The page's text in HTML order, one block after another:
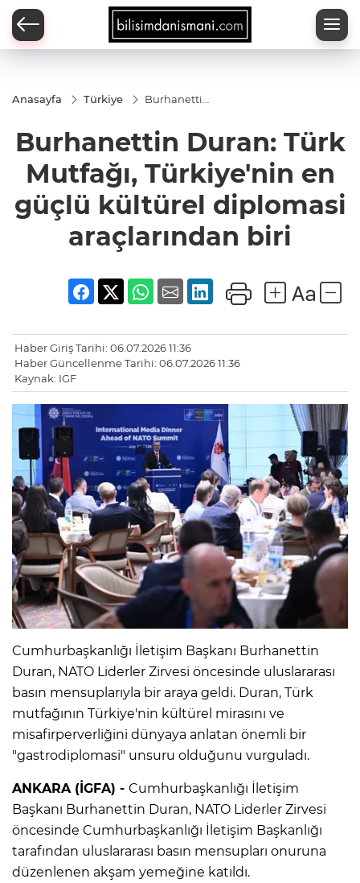
Anasayfa Türkiye
Burhanettin
Türkiye'nin
en güçlü
kültürel
diplomasi
biri
Burhanettin Duran: Türk
Mutfağı, Türkiye'nin en
güçlü kültürel diplomasi
araçlarından biri
Haber Giriş Tarihi: 06.07.2026 11:36
Haber Güncellenme Tarihi: 06.07.2026 11:36
Kaynak: IGF
Cumhurbaşkanlığı İletişim Başkanı Burhanettin
Duran, NATO Liderler Zirvesi öncesinde uluslararası
basın mensuplarıyla bir araya geldi. Duran, Türk
mutfağının Türkiye'nin kültürel mirasını ve
misafirperverliğini dünyaya anlatan önemli bir
"gastrodiplomasi" unsuru olduğunu vurguladı.
ANKARA (İGFA) - Cumhurbaşkanlığı İletişim
Başkanı Burhanettin Duran, NATO Liderler Zirvesi
öncesinde Cumhurbaşkanlığı İletişim Başkanlığı
tarafından uluslararası basın mensupları onuruna
düzenlenen akşam yemeğine katıldı.